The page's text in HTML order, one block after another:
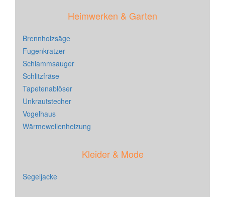
Heimwerken & Garten
Brennholzsäge
Fugenkratzer
Schlammsauger
Schlitzfräse
Tapetenablöser
Unkrautstecher
Vogelhaus
Wärmewellenheizung
Kleider & Mode
Segeljacke